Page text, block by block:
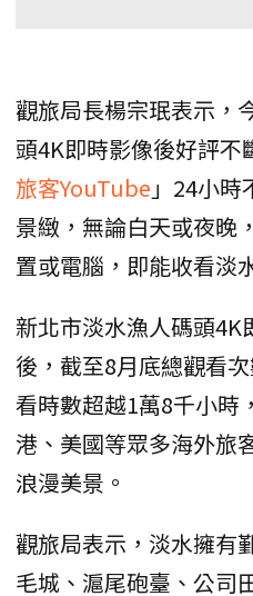
觀旅局長楊宗珉表示，
頭4K即時影像後好評不
旅客YouTube 」24小
景緻，無論白天或夜晚
置或電腦，即能收看淡
新北市淡水漁人碼頭4K
後，截至8月底總觀看
看時數超越1萬8千小時
港、美國等眾多海外旅
浪漫美景。
觀旅局表示，淡水擁有
毛城、滬尾砲臺、公司